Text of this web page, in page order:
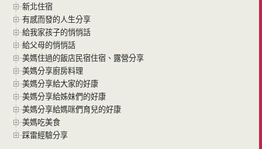
新北住宿
有感而發的人生分享
給我家孩子的悄悄話
給父母的悄悄話
美媽住過的飯店民宿住宿、露營分享
美媽分享廚房料理
美媽分享給大家的好康
美媽分享給姊妹們的好康
美媽分享給媽咪們育兒的好康
美媽吃美食
踩雷經驗分享